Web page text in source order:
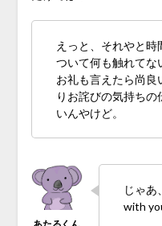
えっと、それやと時
ついて何も触れてな
お礼も言えたら尚良
りお詫びの気持ちの
いんやけど。
じゃあ
with